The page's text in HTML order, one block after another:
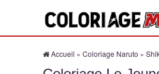
Accueil » Coloriage Naruto »